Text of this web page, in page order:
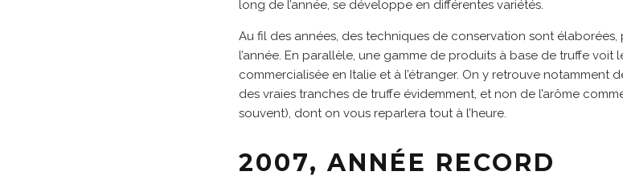
long de l’année, se développe en différentes variétés.
Au fil des années, des techniques de conservation sont
l’année. En parallèle, une gamme de produits à base de truffe voit
commercialisée en Italie et à l’étranger. On y retrouve notamment
des vraies tranches de truffe évidemment, et non de l’arôme
souvent), dont on vous reparlera tout à l’heure.
2007, ANNÉE RECORD